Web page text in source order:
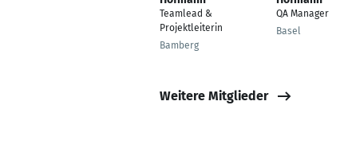
Teamlead &
Projektleiterin
Bamberg
QA Manager
Basel
Weitere Mitglieder